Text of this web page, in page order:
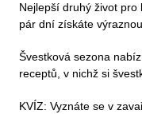
Nejlepší druhý život pro
pár dní získáte
Švestková sezona
receptů, v nichž si
KVÍZ: Vyznáte se v